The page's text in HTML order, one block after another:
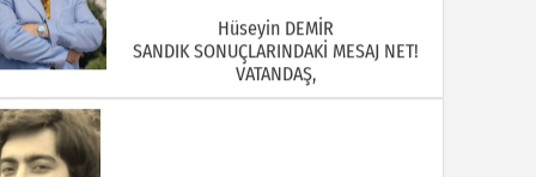
Hüseyin DEMİR
SANDIK SONUÇLARINDAKİ MESAJ NET!
VATANDAŞ,